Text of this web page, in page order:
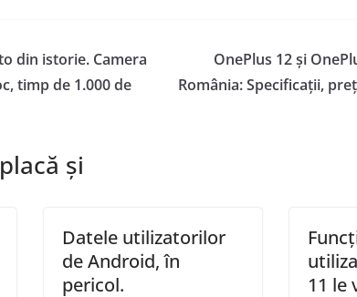
din istorie. Camera
timp de 1.000 de
OnePlus 12 și
România: Specificații,
și
Datele utilizatorilor
de Android, în
pericol.
11 le